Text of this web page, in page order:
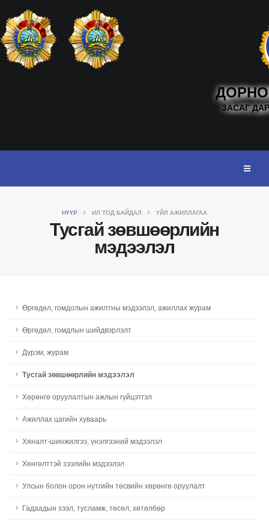
ЗАСАГ
НҮҮР ИЛ ТОД БАЙДАЛ ҮЙЛ АЖИЛЛАГАА
Тусгай зөвшөөрлийн
мэдээлэл
Өргөдөл, гомдолын ажилтны мэдээлэл, ажиллах журам
Өргөдөл, гомдлын шийдвэрлэлт
Дүрэм, журам
Тусгай зөвшөөрлийн мэдээлэл
Хөрөнгө оруулалтын ажлын гүйцэтгэл
Ажиллах цагийн хуваарь
Хяналт-шинжилгээ, үнэлгээний мэдээлэл
Хөнгөлттэй зээлийн мэдээлэл
Улсын болон орон нутгийн төсвийн хөрөнгө оруулалт
Гадаадын зээл, тусламж, төсөл, хөтөлбөр